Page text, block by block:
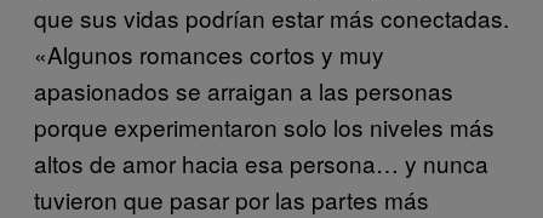
que sus vidas podrían estar más conectadas.
«Algunos romances cortos y muy
apasionados se arraigan a las personas
porque experimentaron solo los niveles más
altos de amor hacia esa persona… y nunca
tuvieron que pasar por las partes más